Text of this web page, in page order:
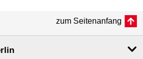
41.43
zum Seitenanfang